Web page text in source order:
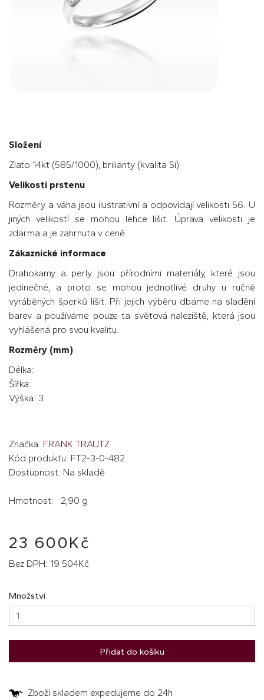
Složení
Zlato 14kt (585/1000), brilianty (kvalita Si)
Velikosti prstenu
Rozměry a váha jsou ilustrativní a odpovídají velikosti 56. U
jiných velikostí se mohou lehce lišit. Úprava velikosti je
zdarma a je zahrnuta v ceně.
Zákaznické informace
Drahokamy a perly jsou přírodními materiály, které jsou
jedinečné, a proto se mohou jednotlivé druhy u ručně
vyráběných šperků lišit. Při jejich výběru dbáme na sladění
barev a používáme pouze ta světová naleziště, která jsou
vyhlášená pro svou kvalitu.
Rozměry (mm)
Délka:
Šířka:
Výška: 3
Značka: FRANK TRAUTZ
Kód produktu: FT2-3-0-482
Dostupnost: Na skladě
Hmotnost: 2,90 g
23 600Kč
Bez DPH: 19 504Kč
Množství
Přidat do košíku
Zboží skladem expedujeme do 24h